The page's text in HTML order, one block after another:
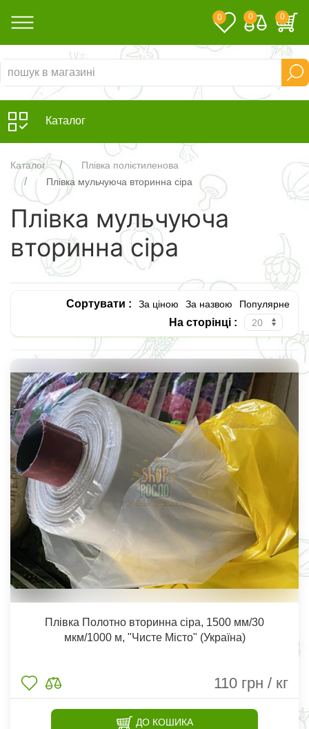
0 0 0
Каталог
Каталог
Плівка полієтиленова
Плівка мульчуюча вторинна сіра
Плівка мульчуюча
вторинна сіра
Сортувати : За ціною За назвою Популярне
На сторінці :
Плівка Полотно вторинна сіра, 1500 мм/30
мкм/1000 м, "Чисте Місто" (Україна)
110 грн / кг
ДО КОШИКА